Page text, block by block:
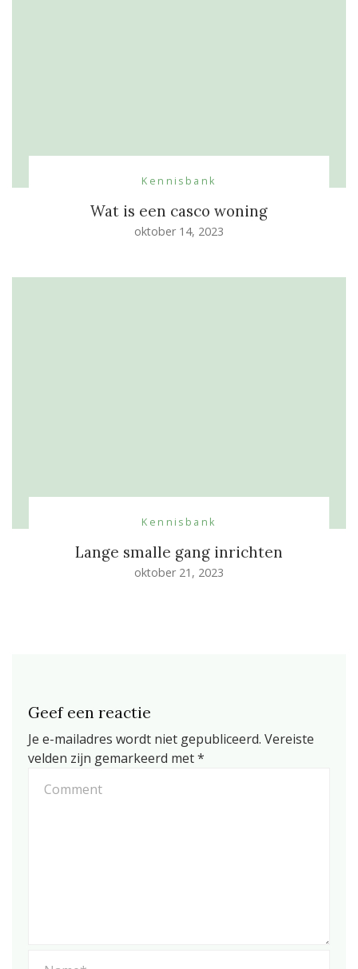
Kennisbank
Wat is een casco woning
oktober 14, 2023
Kennisbank
Lange smalle gang inrichten
oktober 21, 2023
Geef een reactie
Je e-mailadres wordt niet gepubliceerd. Vereiste
velden zijn gemarkeerd met*